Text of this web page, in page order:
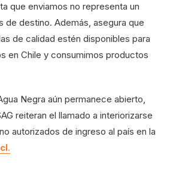
que enviamos no representa un
de destino. Además, asegura que
de calidad estén disponibles para
en Chile y consumimos productos
Negra aún permanece abierto,
reiteran el llamado a interiorizarse
autorizados de ingreso al país en la
.